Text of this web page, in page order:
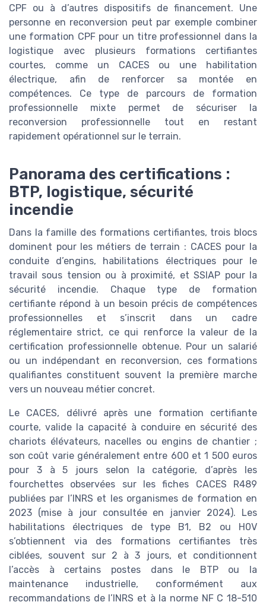
CPF ou à d’autres dispositifs de financement. Une
personne en reconversion peut par exemple combiner
une formation CPF pour un titre professionnel dans la
logistique avec plusieurs formations certifiantes
courtes, comme un CACES ou une habilitation
électrique, afin de renforcer sa montée en
compétences. Ce type de parcours de formation
professionnelle mixte permet de sécuriser la
reconversion professionnelle tout en restant
rapidement opérationnel sur le terrain.
Panorama des certifications :
BTP, logistique, sécurité
incendie
Dans la famille des formations certifiantes, trois blocs
dominent pour les métiers de terrain : CACES pour la
conduite d’engins, habilitations électriques pour le
travail sous tension ou à proximité, et SSIAP pour la
sécurité incendie. Chaque type de formation
certifiante répond à un besoin précis de compétences
professionnelles et s’inscrit dans un cadre
réglementaire strict, ce qui renforce la valeur de la
certification professionnelle obtenue. Pour un salarié
ou un indépendant en reconversion, ces formations
qualifiantes constituent souvent la première marche
vers un nouveau métier concret.
Le CACES, délivré après une formation certifiante
courte, valide la capacité à conduire en sécurité des
chariots élévateurs, nacelles ou engins de chantier ;
son coût varie généralement entre 600 et 1 500 euros
pour 3 à 5 jours selon la catégorie, d’après les
fourchettes observées sur les fiches CACES R489
publiées par l’INRS et les organismes de formation en
2023 (mise à jour consultée en janvier 2024). Les
habilitations électriques de type B1, B2 ou H0V
s’obtiennent via des formations certifiantes très
ciblées, souvent sur 2 à 3 jours, et conditionnent
l’accès à certains postes dans le BTP ou la
maintenance industrielle, conformément aux
recommandations de l’INRS et à la norme NF C 18-510